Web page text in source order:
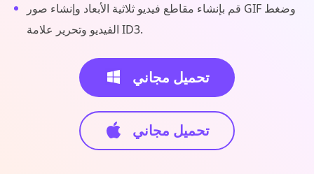
قم بإنشاء مقاطع فيديو ثلاثية الأبعاد وإنشاء صور GIF وضغط
الفيديو وتحرير علامة ID3.
تحميل مجاني
تحميل مجاني